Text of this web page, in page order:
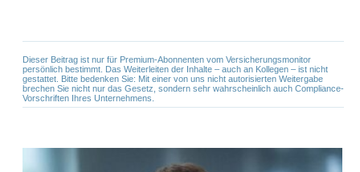
Dieser Beitrag ist nur für Premium-Abonnenten vom Versicherungsmonitor
persönlich bestimmt. Das Weiterleiten der Inhalte – auch an Kollegen – ist nicht
gestattet. Bitte bedenken Sie: Mit einer von uns nicht autorisierten Weitergabe
brechen Sie nicht nur das Gesetz, sondern sehr wahrscheinlich auch Compliance-
Vorschriften Ihres Unternehmens.